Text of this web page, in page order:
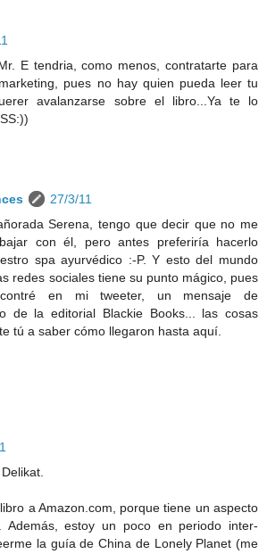
E tendria, como menos, contratarte para
pues no hay quien pueda leer tu
avalanzarse sobre el libro...Ya te lo
27/3/11
Serena, tengo que decir que no me
con él, pero antes preferiría hacerlo
spa ayurvédico :-P. Y esto del mundo
redes sociales tiene su punto mágico, pues
en mi tweeter, un mensaje de
de la editorial Blackie Books... las cosas
tú a saber cómo llegaron hasta aquí.
a Amazon.com, porque tiene un aspecto
Además, estoy un poco en periodo inter-
la guía de China de Lonely Planet (me